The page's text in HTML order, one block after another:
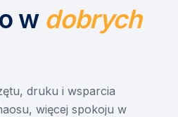
w dobrych
druku i wsparcia
więcej spokoju w